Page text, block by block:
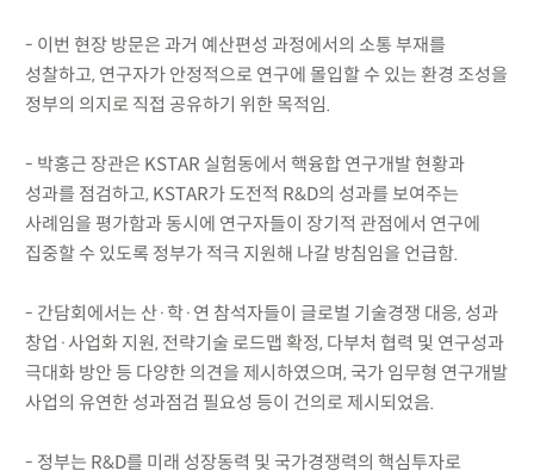
- 이번 현장 방문은 과거 예산편성 과정에서의 소통 부재를
성찰하고, 연구자가 안정적으로 연구에 몰입할 수 있는 환경 조성을
정부의 의지로 직접 공유하기 위한 목적임.
- 박홍근 장관은 KSTAR 실험동에서 핵융합 연구개발 현황과
성과를 점검하고, KSTAR가 도전적 R&D의 성과를 보여주는
사례임을 평가함과 동시에 연구자들이 장기적 관점에서 연구에
집중할 수 있도록 정부가 적극 지원해 나갈 방침임을 언급함.
- 간담회에서는 산·학·연 참석자들이 글로벌 기술경쟁 대응, 성과
창업·사업화 지원, 전략기술 로드맵 확정, 다부처 협력 및 연구성과
극대화 방안 등 다양한 의견을 제시하였으며, 국가 임무형 연구개발
사업의 유연한 성과점검 필요성 등이 건의로 제시되었음.
- 정부는 R&D를 미래 성장동력 및 국가경쟁력의 핵심투자로